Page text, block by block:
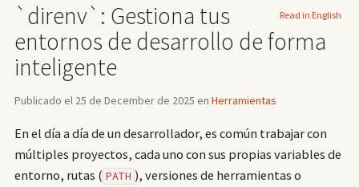
Read in English
`direnv`: Gestiona tus
entornos de desarrollo de forma
inteligente
Publicado el 25 de December de 2025 en Herramientas
En el día a día de un desarrollador, es común trabajar con
múltiples proyectos, cada uno con sus propias variables de
entorno, rutas ( PATH ), versiones de herramientas o